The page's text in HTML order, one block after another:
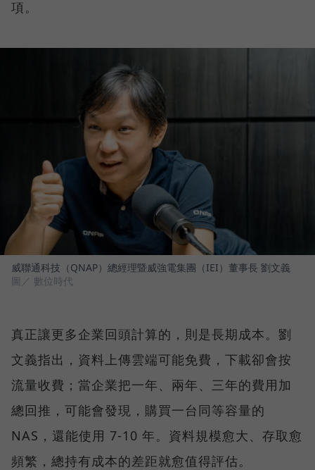
項。
威聯通科技（QNAP）總經理暨威強電集團（IEI）董事長 劉文義
圖／ 數位時代
真正讓更多企業回頭計算的，則是長期成本。劉
文義指出，資料上傳雲端可能免費，下載卻會按
流量收費；當企業把一年、兩年、三年的費用加
總回推，可能會發現，購買一台同等容量的
NAS，還能使用 7-10 年。資料規模愈大、存取愈
頻繁，總持有成本的差距就愈值得評估。